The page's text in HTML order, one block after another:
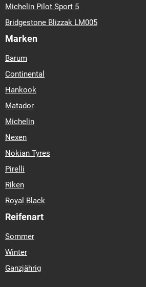
Michelin Pilot Sport 5
Bridgestone Blizzak LM005
Marken
Barum
Continental
Hankook
Matador
Michelin
Nexen
Nokian Tyres
Pirelli
Riken
Royal Black
Reifenart
Sommer
Winter
Ganzjährig